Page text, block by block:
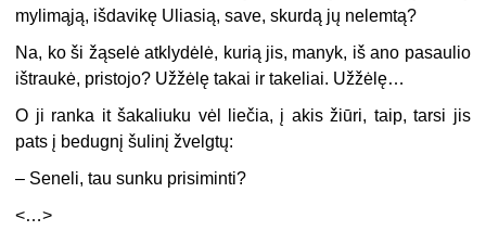
mylimąją, išdavikę Uliasią, save, skurdą jų nelemtą?
Na, ko ši žąselė atklydėlė, kurią jis, manyk, iš ano pasaulio
ištraukė, pristojo? Užžėlę takai ir takeliai. Užžėlę…
O ji ranka it šakaliuku vėl liečia, į akis žiūri, taip, tarsi jis
pats į bedugnį šulinį žvelgtų:
– Seneli, tau sunku prisiminti?
<…>